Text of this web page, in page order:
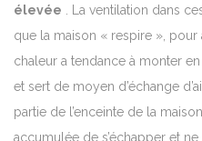
élevée . La ventilation dans
que la maison « respire », pour
chaleur a tendance à monter
et sert de moyen d’échange
partie de l’enceinte de la
accumulée de s’échapper et